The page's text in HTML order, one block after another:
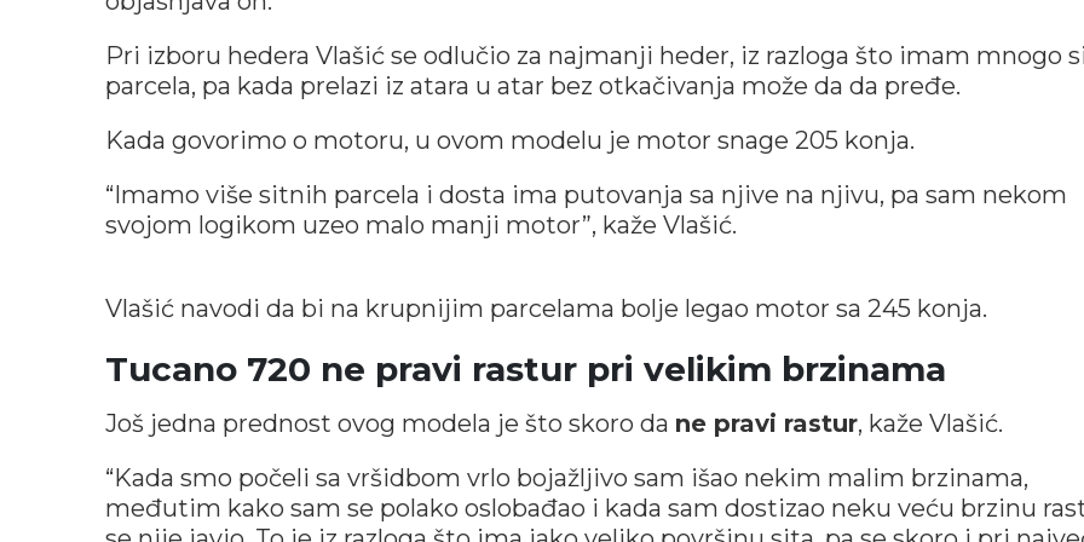
Pri izboru hedera Vlašić se odlučio za najmanji heder, iz razloga što imam mnogo
parcela, pa kada prelazi iz atara u atar bez otkačivanja može da da pređe.
Kada govorimo o motoru, u ovom modelu je motor snage 205 konja.
“Imamo više sitnih parcela i dosta ima putovanja sa njive na njivu, pa sam nekom
svojom logikom uzeo malo manji motor”, kaže Vlašić.
Vlašić navodi da bi na krupnijim parcelama bolje legao motor sa 245 konja.
Tucano 720 ne pravi rastur pri velikim brzinama
Još jedna prednost ovog modela je što skoro da ne pravi rastur, kaže Vlašić.
“Kada smo počeli sa vršidbom vrlo bojažljivo sam išao nekim malim brzinama,
međutim kako sam se polako oslobađao i kada sam dostizao neku veću brzinu